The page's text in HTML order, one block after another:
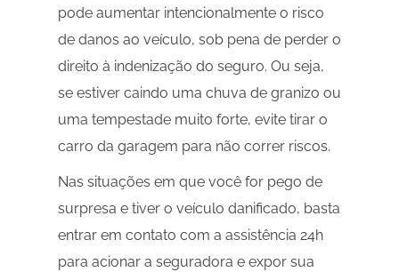
pode aumentar intencionalmente o risco
de danos ao veículo, sob pena de perder o
direito à indenização do seguro. Ou seja,
se estiver caindo uma chuva de granizo ou
uma tempestade muito forte, evite tirar o
carro da garagem para não correr riscos.
Nas situações em que você for pego de
surpresa e tiver o veículo danificado, basta
entrar em contato com a assistência 24h
para acionar a seguradora e expor sua